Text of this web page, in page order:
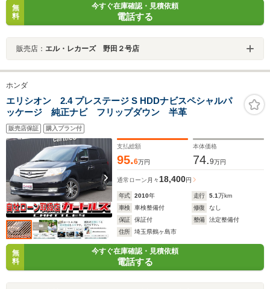
無
料
今すぐ在庫確認・見積依頼
電話する
販売店： エル・レカーズ 野田２号店
ホンダ
エリシオン 2.4 プレステージ S HDDナビスペシャルパ
ッケージ 純正ナビ フリップダウン 半革
販売店保証 購入プラン付
支払総額
95.6万円
本体価格
74.9万円
通常ローン 月々18,400円
年式 2010年 走行 5.1万km
車検
車検整備付 修復
なし
保証
保証付 整備
法定整備付
住所
埼玉県鶴ヶ島市
無
料
今すぐ在庫確認・見積依頼
電話する